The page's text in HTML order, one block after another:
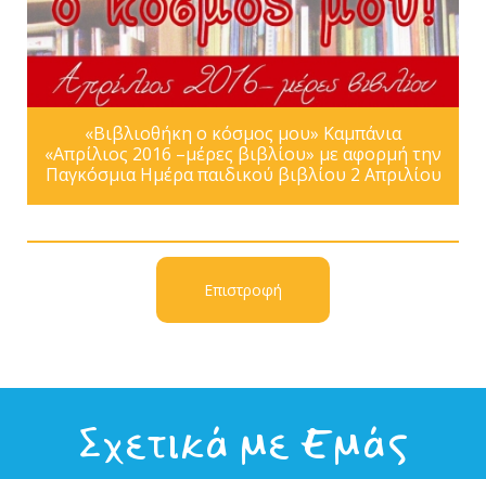
«Βιβλιοθήκη ο κόσμος μου» Καμπάνια
«Απρίλιος 2016 –μέρες βιβλίου» με αφορμή την
Παγκόσμια Ημέρα παιδικού βιβλίου 2 Απριλίου
Επιστροφή
Σχετικά με Εμάς